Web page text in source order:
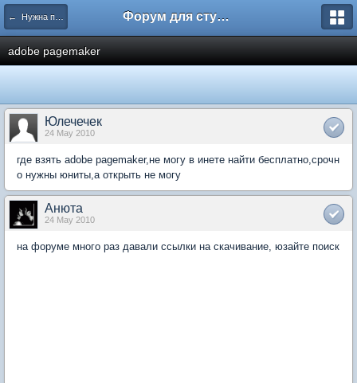
← Нужна помощь Форум для студента СГА
adobe pagemaker
Юлечечек
24 May 2010
где взять adobe pagemaker,не могу в инете найти бесплатно,срочн
о нужны юниты,а открыть не могу
Анюта
24 May 2010
на форуме много раз давали ссылки на скачивание, юзайте поиск